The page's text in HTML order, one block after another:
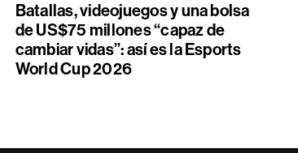
Batallas, videojuegos y una bolsa
de US$75 millones “capaz de
cambiar vidas”: así es la Esports
World Cup 2026